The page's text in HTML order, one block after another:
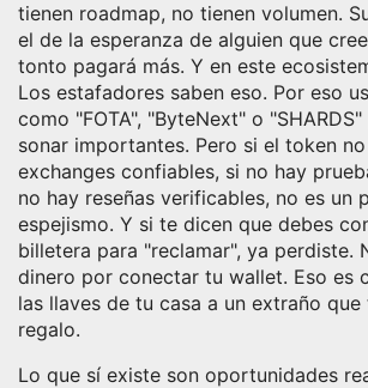
tienen roadmap, no tienen volumen.
el de la esperanza de alguien que
tonto pagará más. Y en este
Los estafadores saben eso. Por eso
como "FOTA", "ByteNext" o
sonar importantes. Pero si el token
exchanges confiables, si no hay
no hay reseñas verificables, no es un
espejismo. Y si te dicen que debes
billetera para "reclamar", ya perdiste.
dinero por conectar tu wallet. Eso es
las llaves de tu casa a un extraño
regalo.
Lo que sí existe son oportunidades